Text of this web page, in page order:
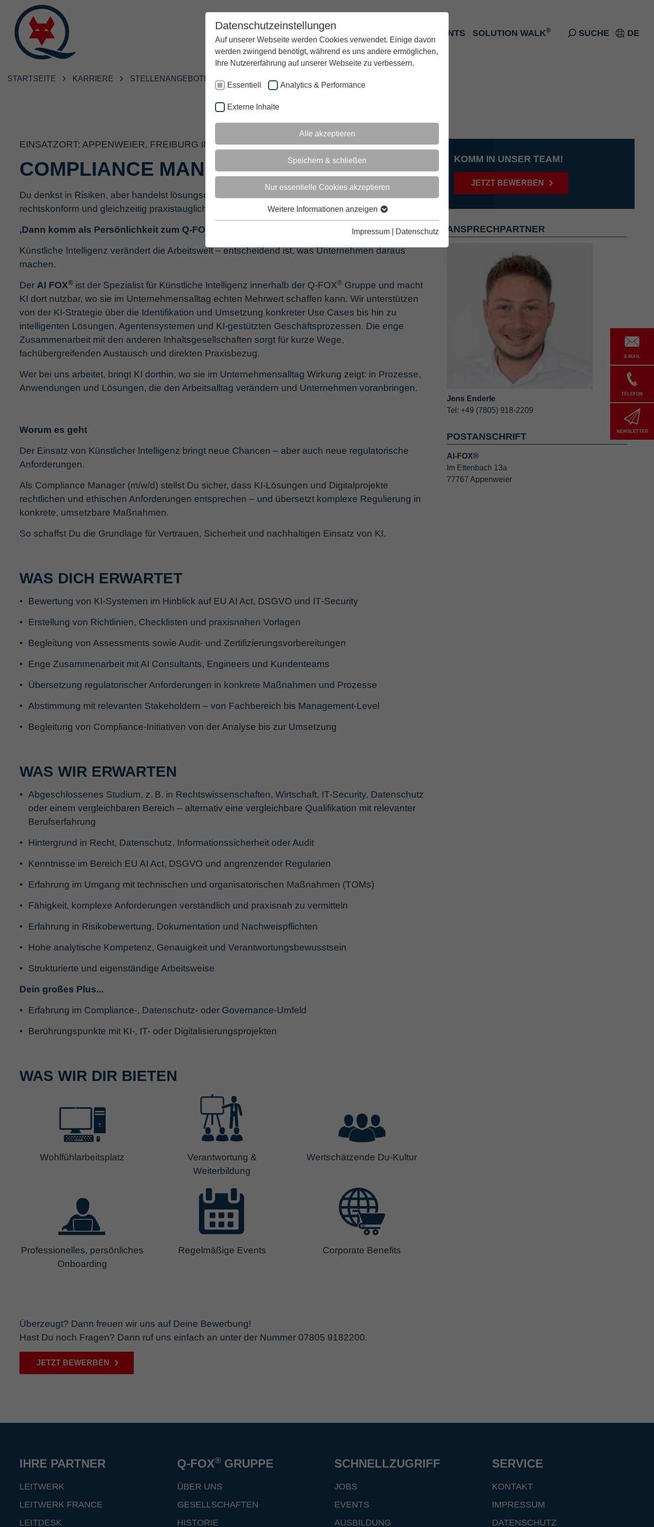
Datenschutzeinstellungen
Auf unserer Webseite werden Cookies verwendet. Einige davon
werden zwingend benötigt, während es uns andere ermöglichen,
Ihre Nutzererfahrung auf unserer Webseite zu verbessern.
Essentiell Analytics & Performance
Externe Inhalte
Alle akzeptieren
Speichern & schließen
Nur essentielle Cookies akzeptieren
Weitere Informationen anzeigen
Impressum Datenschutz
E-MAIL
TELEFON
NEWSLETTER
DE
SUCHE
UNTERNEHMEN EVENTS SOLUTION WALK®
STARTSEITE KARRIERE STELLENANGEBOTE
EINSATZORT: APPENWEIER, FREIBURG IM BREISGAU
COMPLIANCE MANAGER (M/W/D)
Du denkst in Risiken, aber handelst lösungsorientiert. Du willst Unternehmen helfen, KI
rechtskonform und gleichzeitig praxistauglich in ihren den beruflichen Alltag einzubauen?
‚Dann komm als Persönlichkeit zum Q‑FOX
Künstliche Intelligenz verändert die Arbeitswelt – entscheidend ist, was Unternehmen daraus
machen.
Der AI FOX® ist der Spezialist für Künstliche Intelligenz innerhalb der Q-FOX® Gruppe und macht
KI dort nutzbar, wo sie im Unternehmensalltag echten Mehrwert schaffen kann. Wir unterstützen
von der KI-Strategie über die Identifikation und Umsetzung konkreter Use Cases bis hin zu
intelligenten Lösungen, Agentensystemen und KI-gestützten Geschäftsprozessen. Die enge
Zusammenarbeit mit den anderen Inhaltsgesellschaften sorgt für kurze Wege,
fachübergreifenden Austausch und direkten Praxisbezug.
Wer bei uns arbeitet, bringt KI dorthin, wo sie im Unternehmensalltag Wirkung zeigt: in Prozesse,
Anwendungen und Lösungen, die den Arbeitsalltag verändern und Unternehmen voranbringen.
Worum es geht
Der Einsatz von Künstlicher Intelligenz bringt neue Chancen – aber auch neue regulatorische
Anforderungen.
Als Compliance Manager (m/w/d) stellst Du sicher, dass KI‑Lösungen und Digitalprojekte
rechtlichen und ethischen Anforderungen entsprechen – und übersetzt komplexe Regulierung in
konkrete, umsetzbare Maßnahmen.
So schaffst Du die Grundlage für Vertrauen, Sicherheit und nachhaltigen Einsatz von KI.
WAS DICH ERWARTET
Bewertung von KI-Systemen im Hinblick auf EU AI Act, DSGVO und IT‑Security
Erstellung von Richtlinien, Checklisten und praxisnahen Vorlagen
Begleitung von Assessments sowie Audit- und Zertifizierungsvorbereitungen
Enge Zusammenarbeit mit AI Consultants, Engineers und Kundenteams
Übersetzung regulatorischer Anforderungen in konkrete Maßnahmen und Prozesse
Abstimmung mit relevanten Stakeholdern – von Fachbereich bis Management-Level
Begleitung von Compliance-Initiativen von der Analyse bis zur Umsetzung
WAS WIR ERWARTEN
Abgeschlossenes Studium, z. B. in Rechtswissenschaften, Wirtschaft, IT-Security, Datenschutz
oder einem vergleichbaren Bereich – alternativ eine vergleichbare Qualifikation mit relevanter
Berufserfahrung
Hintergrund in Recht, Datenschutz, Informationssicherheit oder Audit
Kenntnisse im Bereich EU AI Act, DSGVO und angrenzender Regularien
Erfahrung im Umgang mit technischen und organisatorischen Maßnahmen (TOMs)
Fähigkeit, komplexe Anforderungen verständlich und praxisnah zu vermitteln
Erfahrung in Risikobewertung, Dokumentation und Nachweispflichten
Hohe analytische Kompetenz, Genauigkeit und Verantwortungsbewusstsein
Strukturierte und eigenständige Arbeitsweise
Dein großes Plus...
Erfahrung im Compliance-, Datenschutz- oder Governance-Umfeld
Berührungspunkte mit KI-, IT- oder Digitalisierungsprojekten
WAS WIR DIR BIETEN
Wohlfühlarbeitsplatz
Verantwortung &
Weiterbildung
Wertschätzende Du-Kultur
Professionelles, persönliches
Onboarding
Regelmäßige Events Corporate Benefits
KOMM IN UNSER TEAM!
JETZT BEWERBEN
ANSPRECHPARTNER
Jens Enderle
Tel: +49 (7805) 918-2209
POSTANSCHRIFT
AI-FOX®
Im Ettenbach 13a
77767 Appenweier
Überzeugt? Dann freuen wir uns auf Deine Bewerbung!
Hast Du noch Fragen? Dann ruf uns einfach an unter der Nummer 07805 9182200.
JETZT BEWERBEN
IHRE PARTNER
LEITWERK
LEITWERK FRANCE
LEITDESK
Q-FOX®GRUPPE
ÜBER UNS
GESELLSCHAFTEN
HISTORIE
SCHNELLZUGRIFF
JOBS
EVENTS
AUSBILDUNG
SERVICE
KONTAKT
IMPRESSUM
DATENSCHUTZ